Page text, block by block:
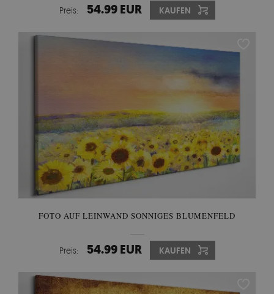
Preis: 54.99 EUR KAUFEN
FOTO AUF LEINWAND SONNIGES BLUMENFELD
Preis: 54.99 EUR KAUFEN